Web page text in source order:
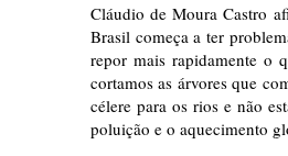
Cláudio de Moura Castro
Brasil começa a ter
repor mais rapidamente o
cortamos as árvores que
célere para os rios e não
poluição e o aquecimento